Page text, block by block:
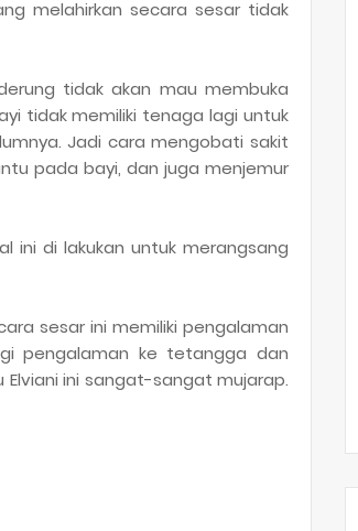
melahirkan secara sesar tidak
tidak akan mau membuka
tidak memiliki tenaga lagi untuk
Jadi cara mengobati sakit
pada bayi, dan juga menjemur
ini di lakukan untuk merangsang
sesar ini memiliki pengalaman
pengalaman ke tetangga dan
Elviani ini sangat-sangat mujarap.